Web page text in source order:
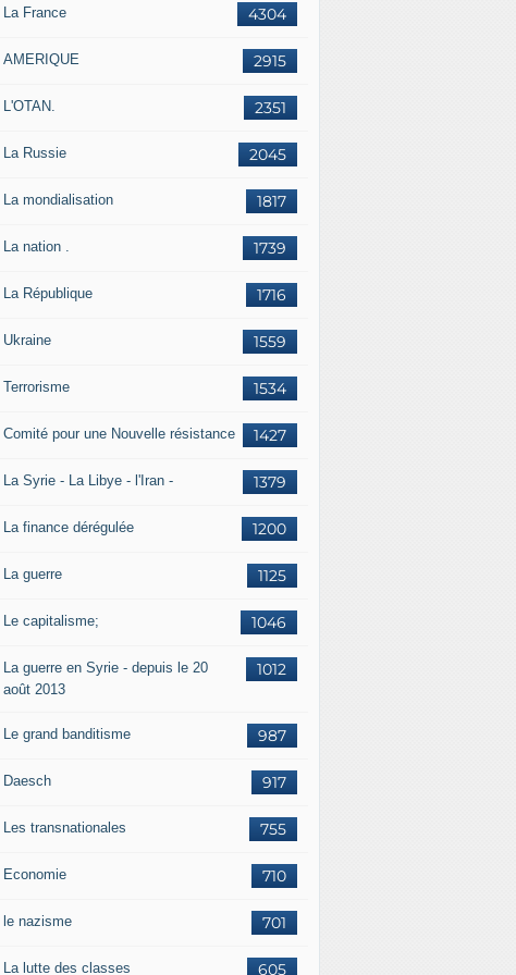
4304
La France
2915
AMERIQUE
2351
L'OTAN.
2045
La Russie
1817
La mondialisation
1739
La nation .
1716
La République
1559
Ukraine
1534
Terrorisme
1427
Comité pour une Nouvelle résistance
1379
La Syrie - La Libye - l'Iran -
1200
La finance dérégulée
1125
La guerre
1046
Le capitalisme;
1012
La guerre en Syrie - depuis le 20
août 2013
987
Le grand banditisme
917
Daesch
755
Les transnationales
710
Economie
701
le nazisme
605
La lutte des classes